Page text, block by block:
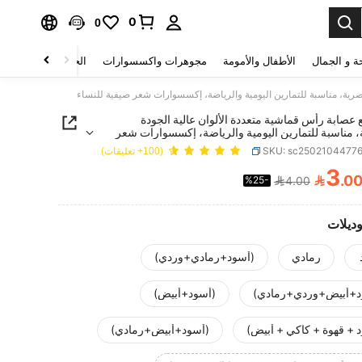
0
0
و الجمال الأطفال والأمومة مجوهرات واكسسوارات الحقائب والأمتعة
عصابة رأس قماشية متعددة الألوان عالية الجودة
مناسبة للتمارين اليومية والرياضة، إكسسوارات شعر
SKU: (100+ تعليقات)
PRICE AND 3.00
4.00
%25-
رمادي (أسود+رمادي+وردي)
(أسود+أبيض)
+ قهوة + كاكي + أبيض) (أسود+أبيض+رمادي)